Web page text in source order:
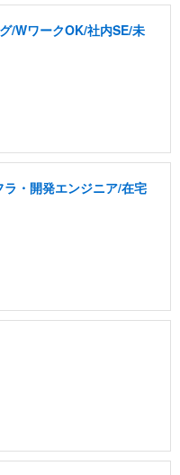
/WワークOK/社内SE/未
ラ・開発エンジニア/在宅